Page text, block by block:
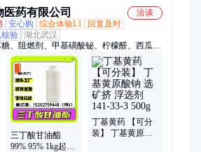
药有限公司
洽谈
安心购 综合体验L1
回复及时
验 湖北武汉
、阻燃剂、甲基磺酸铋、柠檬醛、西瓜
消泡剂、磷酸铁、肉桂醇、肉桂醛、碳酸
、椰油胺、封装胶、化合物、桦木油、稀释
、润肤剂、球虫酯、矮壮素、异龙脑
三丁酸甘油酯
99% 95% 1kg起
丁基黄药 【可分
装】 丁基黄原酸